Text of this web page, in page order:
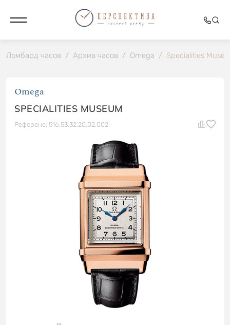
Ломбард часов / Архив часов / Omega / Specialities
Omega
SPECIALITIES MUSEUM
Референс: 516.53.32.20.02.002